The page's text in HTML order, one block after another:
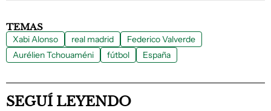
TEMAS
Xabi Alonso real madrid
Federico Valverde
Aurélien Tchouaméni
fútbol España
SEGUÍ LEYENDO